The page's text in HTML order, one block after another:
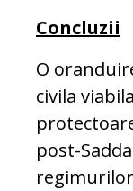
Concluzii
O
civila
post-